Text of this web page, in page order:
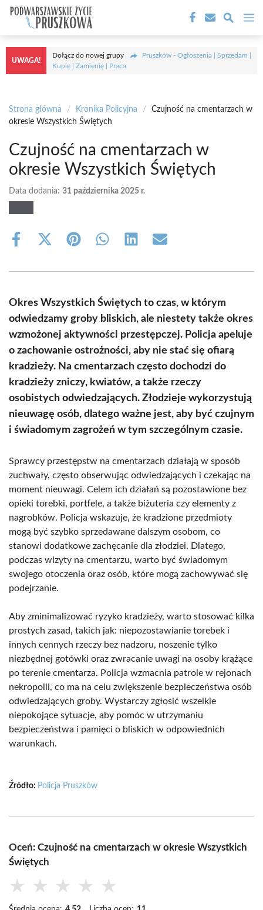
Przejdź
treści
UWAGA!
Dołącz do nowej grupy
Pruszków - Ogłoszenia | Sprzedam |
Kupię | Zamienię | Praca
Strona główna / Kronika Policyjna /
Czujność na cmentarzach w
okresie Wszystkich Świętych
Czujność na cmentarzach w
okresie Wszystkich Świętych
Data dodania: 31 października 2025 r.
Share
Share
(Twitter)
Share Share Share Share
Okres Wszystkich Świętych to czas, w którym
odwiedzamy groby bliskich, ale niestety także okres
wzmożonej aktywności przestępczej. Policja apeluje
o zachowanie ostrożności, aby nie stać się ofiarą
kradzieży. Na cmentarzach często dochodzi do
kradzieży zniczy, kwiatów, a także rzeczy
osobistych odwiedzających. Złodzieje wykorzystują
nieuwagę osób, dlatego ważne jest, aby być czujnym
i świadomym zagrożeń w tym szczególnym czasie.
Sprawcy przestępstw na cmentarzach działają w sposób
zuchwały, często obserwując odwiedzających i czekając na
moment nieuwagi. Celem ich działań są pozostawione bez
opieki torebki, portfele, a także biżuteria czy elementy z
nagrobków. Policja wskazuje, że kradzione przedmioty
mogą być szybko sprzedawane dalszym osobom, co
stanowi dodatkowe zachęcanie dla złodziei. Dlatego,
podczas wizyty na cmentarzu, warto być świadomym
swojego otoczenia oraz osób, które mogą zachowywać się
podejrzanie.
Aby zminimalizować ryzyko kradzieży, warto stosować kilka
prostych zasad, takich jak: niepozostawianie torebek i
innych cennych rzeczy bez nadzoru, noszenie tylko
niezbędnej gotówki oraz zwracanie uwagi na osoby krążące
po terenie cmentarza. Policja wzmacnia patrole w rejonach
nekropolii, co ma na celu zwiększenie bezpieczeństwa osób
odwiedzających groby. Wystarczy zgłosić wszelkie
niepokojące sytuacje, aby pomóc w utrzymaniu
bezpieczeństwa i pamięci o bliskich w odpowiednich
warunkach.
Źródło: Policja Pruszków
Oceń: Czujność na cmentarzach w okresie Wszystkich
Świętych
★ ★ ★ ★ ★